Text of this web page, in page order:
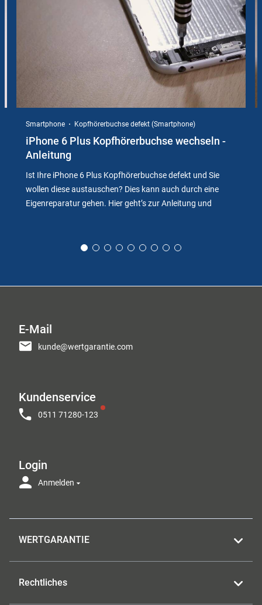
Smartphone Kopfhörerbuchse defekt (Smartphone)
iPhone 6 Plus Kopfhörerbuchse wechseln -
Anleitung
Ist Ihre iPhone 6 Plus Kopfhörerbuchse defekt und Sie
wollen diese austauschen? Dies kann auch durch eine
Eigenreparatur gehen. Hier geht’s zur Anleitung und
E-Mail
kunde@wertgarantie.com
Kundenservice
0511 71280-123
Login
Anmelden
WERTGARANTIE
Rechtliches